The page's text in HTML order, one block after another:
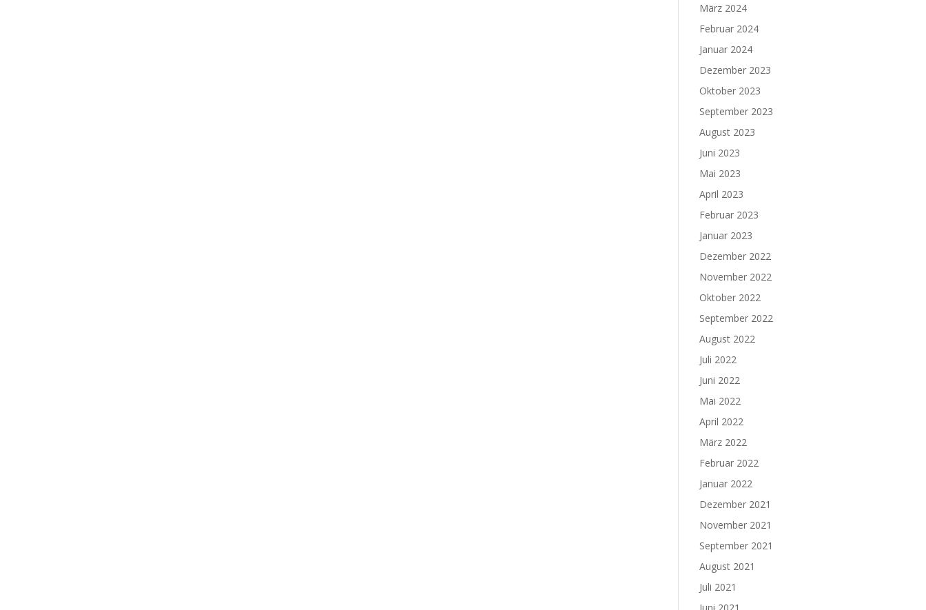
März 2024
Februar 2024
Januar 2024
Dezember 2023
Oktober 2023
September 2023
August 2023
Juni 2023
Mai 2023
April 2023
Februar 2023
Januar 2023
Dezember 2022
November 2022
Oktober 2022
September 2022
August 2022
Juli 2022
Juni 2022
Mai 2022
April 2022
März 2022
Februar 2022
Januar 2022
Dezember 2021
November 2021
September 2021
August 2021
Juli 2021